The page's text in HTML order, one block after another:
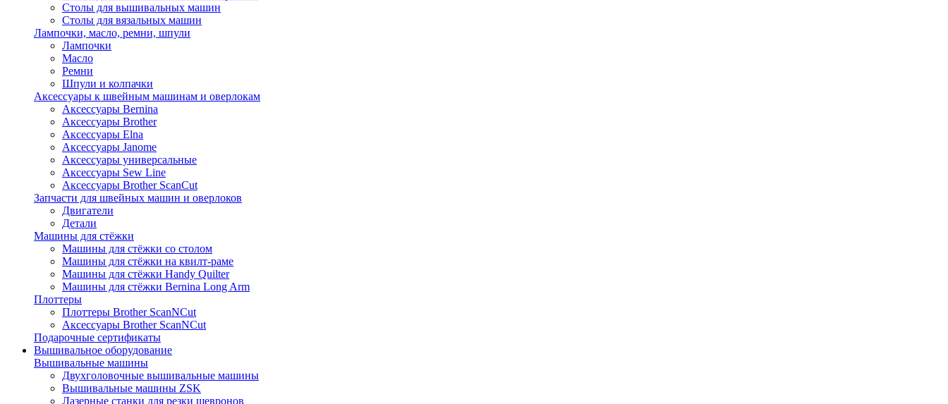
Столы для вышивальных машин
Столы для вязальных машин
Лампочки, масло, ремни, шпули
Лампочки
Масло
Ремни
Шпули и колпачки
Аксессуары к швейным машинам и оверлокам
Аксессуары Bernina
Аксессуары Brother
Аксессуары Elna
Аксессуары Janome
Аксессуары универсальные
Аксессуары Sew Line
Аксессуары Brother ScanCut
Запчасти для швейных машин и оверлоков
Двигатели
Детали
Машины для стёжки
Машины для стёжки со столом
Машины для стёжки на квилт-раме
Машины для стёжки Handy Quilter
Машины для стёжки Bernina Long Arm
Плоттеры
Плоттеры Brother ScanNCut
Аксессуары Brother ScanNCut
Подарочные сертификаты
Вышивальное оборудование
Вышивальные машины
Двухголовочные вышивальные машины
Вышивальные машины ZSK
Лазерные станки для резки шевронов